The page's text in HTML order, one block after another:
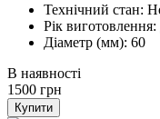
Технічний стан:
Рік виготовлення:
Діаметр (мм): 60
В наявності
1500 грн
Купити